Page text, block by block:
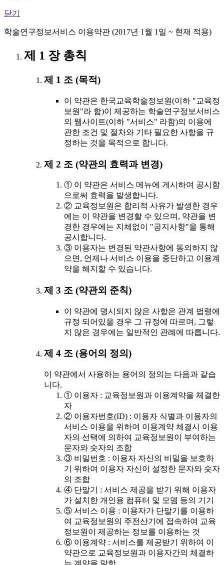
닫기
학술연구정보서비스 이용약관 (2017년 1월 1일 ~ 현재 적용)
제 1 장 총칙
제 1 조 (목적)
이 약관은 한국교육학술정보원(이하 "교육정
보원"라 함)이 제공하는 학술연구정보서비스
의 웹사이트(이하 "서비스" 라함)의 이용에
관한 조건 및 절차와 기타 필요한 사항을 규
정하는 것을 목적으로 합니다.
제 2 조 (약관의 효력과 변경)
① 이 약관은 서비스 메뉴에 게시하여 공시함
으로써 효력을 발생합니다.
② 교육정보원은 합리적 사유가 발생한 경우
에는 이 약관을 변경할 수 있으며, 약관을 변
경한 경우에는 지체없이 "공지사항"을 통해
공시합니다.
③ 이용자는 변경된 약관사항에 동의하지 않
으면, 언제나 서비스 이용을 중단하고 이용계
약을 해지할 수 있습니다.
제 3 조 (약관외 준칙)
이 약관에 명시되지 않은 사항은 관계 법령에
규정 되어있을 경우 그 규정에 따르며, 그렇
지 않은 경우에는 일반적인 관례에 따릅니다.
제 4 조 (용어의 정의)
이 약관에서 사용하는 용어의 정의는 다음과 같습
니다.
① 이용자 : 교육정보원과 이용계약을 체결한
자
② 이용자번호(ID) : 이용자 식별과 이용자의
서비스 이용을 위하여 이용계약 체결시 이용
자의 선택에 의하여 교육정보원이 부여하는
문자와 숫자의 조합
③ 비밀번호 : 이용자 자신의 비밀을 보호하
기 위하여 이용자 자신이 설정한 문자와 숫자
의 조합
④ 단말기 : 서비스 제공을 받기 위해 이용자
가 설치한 개인용 컴퓨터 및 모뎀 등의 기기
⑤ 서비스 이용 : 이용자가 단말기를 이용하
여 교육정보원의 주전산기에 접속하여 교육
정보원이 제공하는 정보를 이용하는 것
⑥ 이용계약 : 서비스를 제공받기 위하여 이
약관으로 교육정보원과 이용자간의 체결하